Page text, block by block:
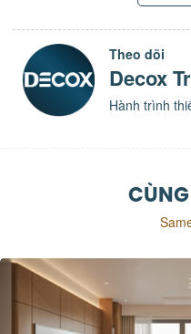
Theo dõi
Decox
Hành trình